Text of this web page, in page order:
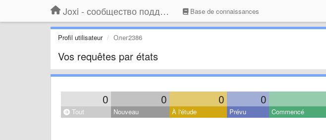
Joxi - сообщество поддержки Base de connaissances
Profil utilisateur Олег2386
Vos requêtes par états
0 0 0 0
Tout Nouveau À l'étude Prévu Commencé